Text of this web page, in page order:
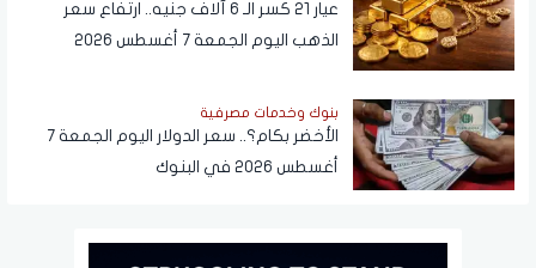
عيار 21 كسر الـ 6 آلاف جنيه.. ارتفاع سعر
الذهب اليوم الجمعة 7 أغسطس 2026
بنوك وخدمات مصرفية
الأخضر بكام؟.. سعر الدولار اليوم الجمعة 7
أغسطس 2026 في البنوك